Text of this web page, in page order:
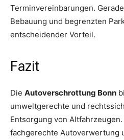
Terminvereinbarungen.
Bebauung und begrenzten
entscheidender Vorteil.
Fazit
Die Autoverschrottung Bonn
umweltgerechte und
Entsorgung von
fachgerechte Autoverwertung